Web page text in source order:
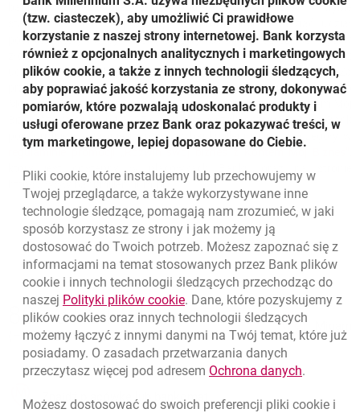
bankach: w PLN oraz EUR do krajów EOG i SEPA w trybie
standardowym bez opłat. W ww. promocji może wziąć udział
podmiot, który nie był stroną umowy rachunku rozliczeniowego w
złotych dla Klientów Biznes w okresie 1.04.2024-31.03.2025 r., oraz
udzielił wszystkich zgód marketingowych i handlowych. Za
przystąpienie do ww. promocji uznaje się zawarcie umowy o Konto
Mój Biznes w złotych. Promocja „Rozwiń swój biznes z Kontem Mój
Biznes” trwa od 01.04.2025 r. do czasu jej zakończenia, o czym Bank
poinformuje na stronie http://www.bankmillennium.pl. Szczegóły w
regulaminie promocji „Rozwiń swój biznes z Kontem Mój Biznes”
który jest dostępny w placówkach Banku oraz na stronie
https://www.bankmillennium.pl.
Nawigacja dolna
Zadzwoń do nas
801 31 31 31
(+48) 22 598 41 61
Znajdź placówkę lub bankomat
(tzw. ciasteczek), aby umożliwić Ci prawidłowe
korzystanie z naszej strony internetowej. Bank korzysta
również z opcjonalnych analitycznych i marketingowych
plików cookie, a także z innych technologii śledzących,
aby poprawiać jakość korzystania ze strony, dokonywać
pomiarów, które pozwalają udoskonalać produkty i
usługi oferowane przez Bank oraz pokazywać treści, w
tym marketingowe, lepiej dopasowane do Ciebie.
Pliki cookie, które instalujemy lub przechowujemy w
Twojej przeglądarce, a także wykorzystywane inne
technologie śledzące, pomagają nam zrozumieć, w jaki
sposób korzystasz ze strony i jak możemy ją
dostosować do Twoich potrzeb. Możesz zapoznać się z
informacjami na temat stosowanych przez Bank plików
cookie i innych technologii śledzących przechodząc do
naszej Polityki plików cookielink otwiera się w nowym oknie
. Dane, które pozyskujemy z
plików cookies oraz innych technologii śledzących
możemy łączyć z innymi danymi na Twój temat, które już
posiadamy. O zasadach przetwarzania danych
przeczytasz więcej pod adresem Ochrona danychlink
.
Możesz dostosować do swoich preferencji pliki cookie i